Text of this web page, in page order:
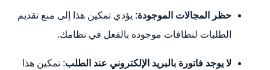
حظر المجالات الموجودة: يؤدي تمكين هذا إلى منع تقديم
الطلبات لنطاقات موجودة بالفعل في نظامك.
لا يوجد فاتورة بالبريد الإلكتروني عند الطلب: تمكين هذا